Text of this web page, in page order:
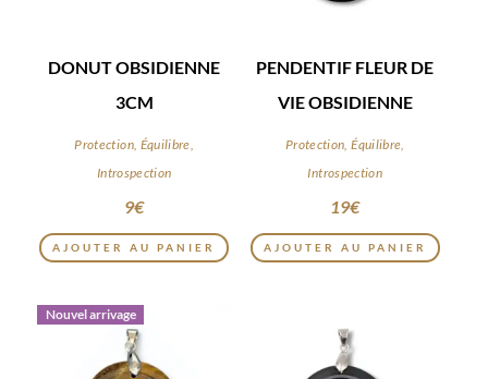
DONUT OBSIDIENNE
3CM
Protection, Équilibre,
Introspection
9€
AJOUTER AU PANIER
PENDENTIF FLEUR DE
VIE OBSIDIENNE
Protection, Équilibre,
Introspection
19€
AJOUTER AU PANIER
Nouvel arrivage